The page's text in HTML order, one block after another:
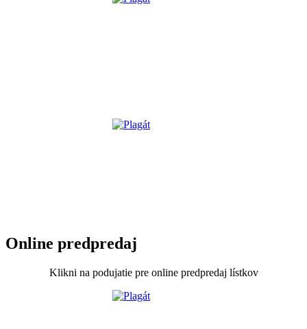
Online predpredaj
Klikni na podujatie pre online predpredaj lístkov